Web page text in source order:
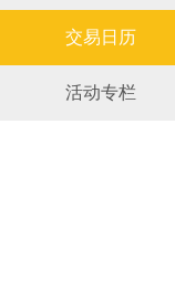
交易日历
活动专栏